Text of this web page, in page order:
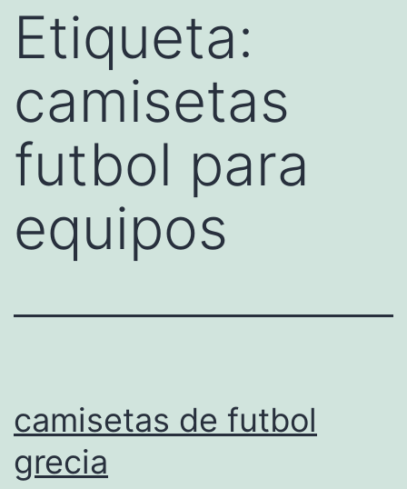
Etiqueta:
camisetas
futbol para
equipos
camisetas de futbol
grecia